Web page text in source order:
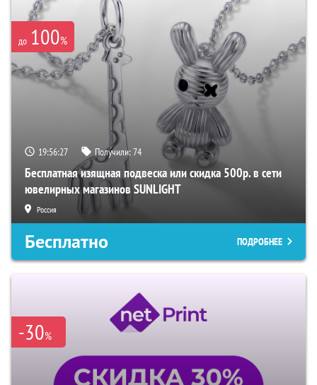
до 100%
19:56:26 Получили:74
Бесплатная изящная подвеска или скидка 500р. в сети
ювелирных магазинов SUNLIGHT
Россия
Бесплатно ПОДРОБНЕЕ
-30%